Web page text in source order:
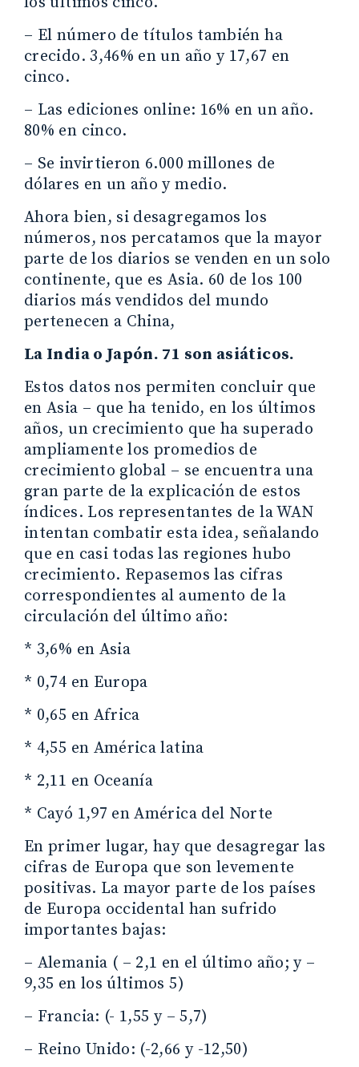
– El número de títulos también ha
crecido. 3,46% en un año y 17,67 en
cinco.
– Las ediciones online: 16% en un año.
80% en cinco.
– Se invirtieron 6.000 millones de
dólares en un año y medio.
Ahora bien, si desagregamos los
números, nos percatamos que la mayor
parte de los diarios se venden en un solo
continente, que es Asia. 60 de los 100
diarios más vendidos del mundo
pertenecen a China,
La India o Japón. 71 son asiáticos.
Estos datos nos permiten concluir que
en Asia – que ha tenido, en los últimos
años, un crecimiento que ha superado
ampliamente los promedios de
crecimiento global – se encuentra una
gran parte de la explicación de estos
índices. Los representantes de la WAN
intentan combatir esta idea, señalando
que en casi todas las regiones hubo
crecimiento. Repasemos las cifras
correspondientes al aumento de la
circulación del último año:
* 3,6% en Asia
* 0,74 en Europa
* 0,65 en Africa
* 4,55 en América latina
* 2,11 en Oceanía
* Cayó 1,97 en América del Norte
En primer lugar, hay que desagregar las
cifras de Europa que son levemente
positivas. La mayor parte de los países
de Europa occidental han sufrido
importantes bajas:
– Alemania ( – 2,1 en el último año; y –
9,35 en los últimos 5)
– Francia: (- 1,55 y – 5,7)
– Reino Unido: (-2,66 y -12,50)